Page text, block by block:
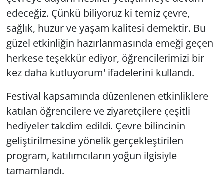
edeceğiz. Çünkü biliyoruz ki temiz çevre,
sağlık, huzur ve yaşam kalitesi demektir. Bu
güzel etkinliğin hazırlanmasında emeği geçen
herkese teşekkür ediyor, öğrencilerimizi bir
kez daha kutluyorum' ifadelerini kullandı.
Festival kapsamında düzenlenen etkinliklere
katılan öğrencilere ve ziyaretçilere çeşitli
hediyeler takdim edildi. Çevre bilincinin
geliştirilmesine yönelik gerçekleştirilen
program, katılımcıların yoğun ilgisiyle
tamamlandı.